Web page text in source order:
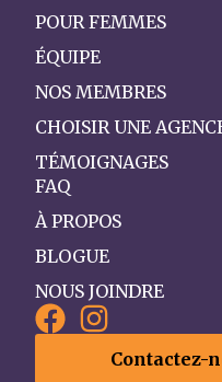
POUR FEMMES
ÉQUIPE
NOS MEMBRES
CHOISIR UNE
TÉMOIGNAGES
FAQ
À PROPOS
BLOGUE
NOUS JOINDRE
Contactez-